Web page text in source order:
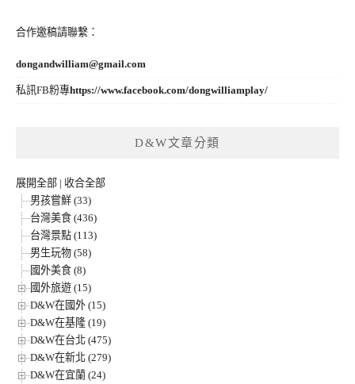
合作邀稿請聯繫：
dongandwilliam@gmail.com
私訊FB粉專https://www.facebook.com/dongwilliamplay/
D&W文章分類
展開全部 | 收合全部
男孩嘗鮮 (33)
台灣美食 (436)
台灣景點 (113)
男生玩物 (58)
國外美食 (8)
國外旅遊 (15)
D&W在國外 (15)
D&W在基隆 (19)
D&W在台北 (475)
D&W在新北 (279)
D&W在宜蘭 (24)